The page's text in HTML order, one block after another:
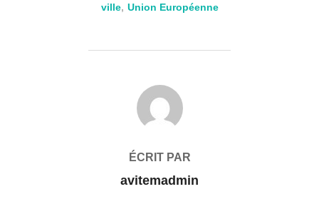
ville, Union Européenne
AUTEUR DE LA PUBLICATION
ÉCRIT PAR
avitemadmin